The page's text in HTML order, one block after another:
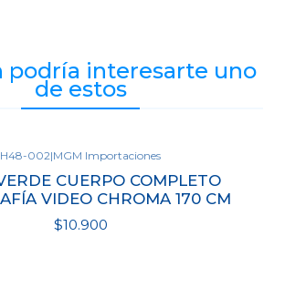
podría interesarte uno
de estos
H48-002|MGM Importaciones
CUERPO COMPLETO
VIDEO CHROMA 170 CM
$10.900